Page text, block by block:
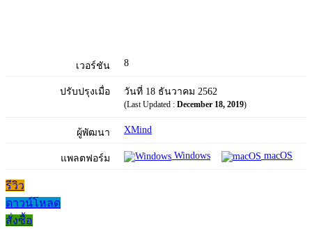
เวอร์ชัน 8
ปรับปรุงเมื่อ วันที่ 18 ธันวาคม 2562
(Last Updated : December 18, 2019)
ผู้พัฒนา XMind
แพลตฟอร์ม Windows macOS
รีวิว
ดาวน์โหลด
สั่งซื้อ